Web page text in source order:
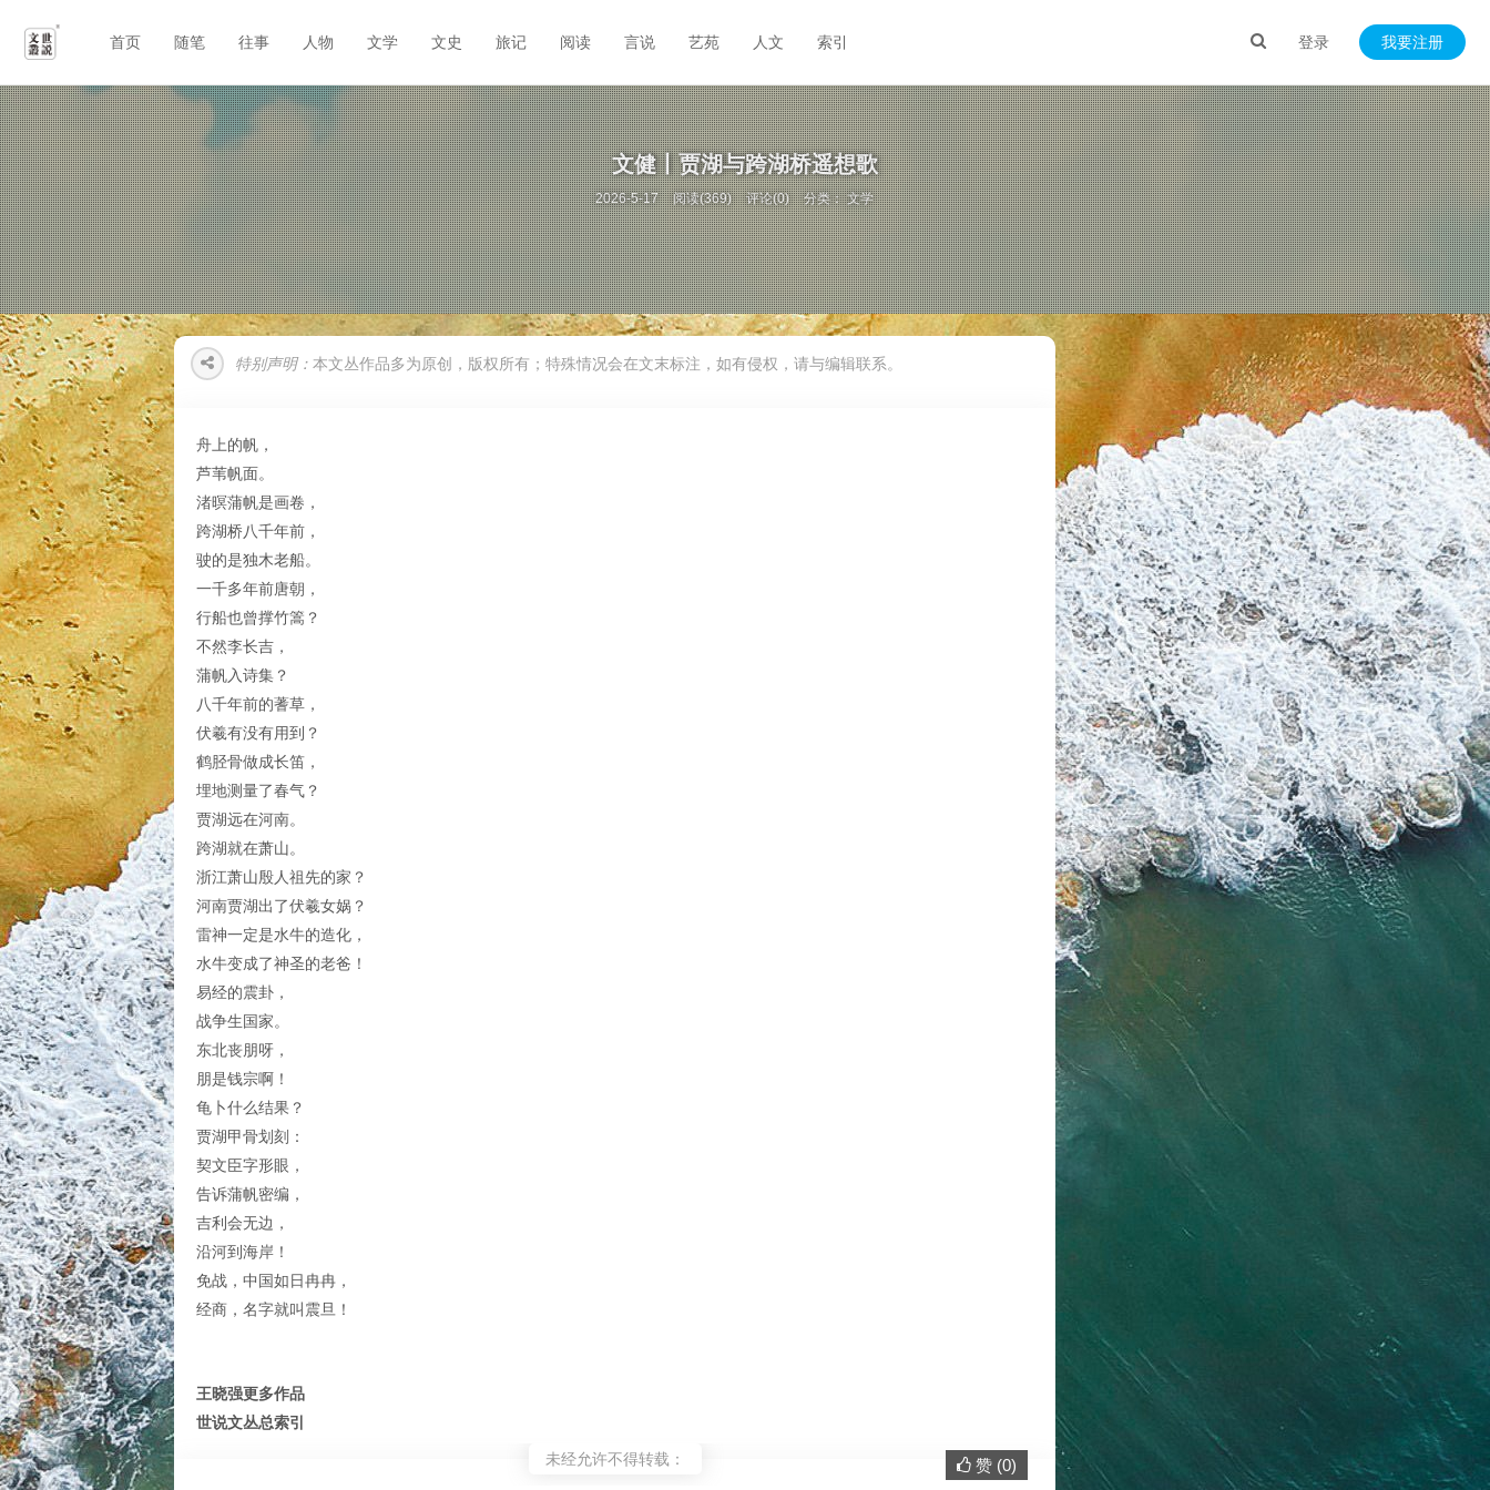
登录 我要注册
首页 随笔 往事 人物 文学 文史 旅记 阅读 言说 艺苑 人文 索引
文健丨贾湖与跨湖桥遥想歌
2026-5-17 阅读(369) 评论(0) 分类：文学
特别声明： 本文丛作品多为原创，版权所有；特殊情况会在文末标注，如有侵权，请与编辑联系。
舟上的帆，
芦苇帆面。
渚暝蒲帆是画卷，
跨湖桥八千年前，
驶的是独木老船。
一千多年前唐朝，
行船也曾撑竹篙？
不然李长吉，
蒲帆入诗集？
八千年前的蓍草，
伏羲有没有用到？
鹤胫骨做成长笛，
埋地测量了春气？
贾湖远在河南。
跨湖就在萧山。
浙江萧山殷人祖先的家？
河南贾湖出了伏羲女娲？
雷神一定是水牛的造化，
水牛变成了神圣的老爸！
易经的震卦，
战争生国家。
东北丧朋呀，
朋是钱宗啊！
龟卜什么结果？
贾湖甲骨划刻：
契文臣字形眼，
告诉蒲帆密编，
吉利会无边，
沿河到海岸！
免战，中国如日冉冉，
经商，名字就叫震旦！
王晓强更多作品
世说文丛总索引
赞 (0)
未经允许不得转载：